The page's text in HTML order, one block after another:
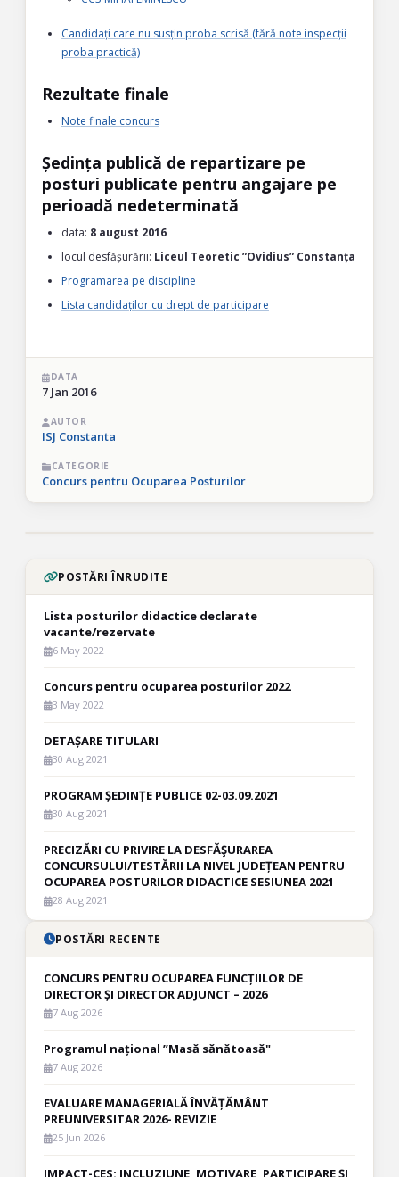
Candidați care nu susțin proba scrisă (fără note inspecții
proba practică)
Rezultate finale
Note finale concurs
Ședința publică de repartizare pe
posturi publicate pentru angajare pe
perioadă nedeterminată
data: 8 august 2016
locul desfășurării: Liceul Teoretic ”Ovidius” Constanța
Programarea pe discipline
Lista candidaților cu drept de participare
DATA
7 Jan 2016
AUTOR
ISJ Constanta
CATEGORIE
Concurs pentru Ocuparea Posturilor
POSTĂRI ÎNRUDITE
Lista posturilor didactice declarate
vacante/rezervate
6 May 2022
Concurs pentru ocuparea posturilor 2022
3 May 2022
DETAȘARE TITULARI
30 Aug 2021
PROGRAM ȘEDINȚE PUBLICE 02-03.09.2021
30 Aug 2021
PRECIZĂRI CU PRIVIRE LA DESFĂŞURAREA
CONCURSULUI/TESTĂRII LA NIVEL JUDEȚEAN PENTRU
OCUPAREA POSTURILOR DIDACTICE SESIUNEA 2021
28 Aug 2021
POSTĂRI RECENTE
CONCURS PENTRU OCUPAREA FUNCȚIILOR DE
DIRECTOR ȘI DIRECTOR ADJUNCT – 2026
7 Aug 2026
Programul național ”Masă sănătoasă"
7 Aug 2026
EVALUARE MANAGERIALĂ ÎNVĂȚĂMÂNT
PREUNIVERSITAR 2026- REVIZIE
25 Jun 2026
IMPACT-CES: INCLUZIUNE, MOTIVARE, PARTICIPARE ȘI